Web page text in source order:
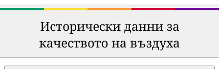
Исторически данни за
качеството на въздуха